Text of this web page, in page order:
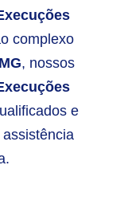
complexo
, nossos
e